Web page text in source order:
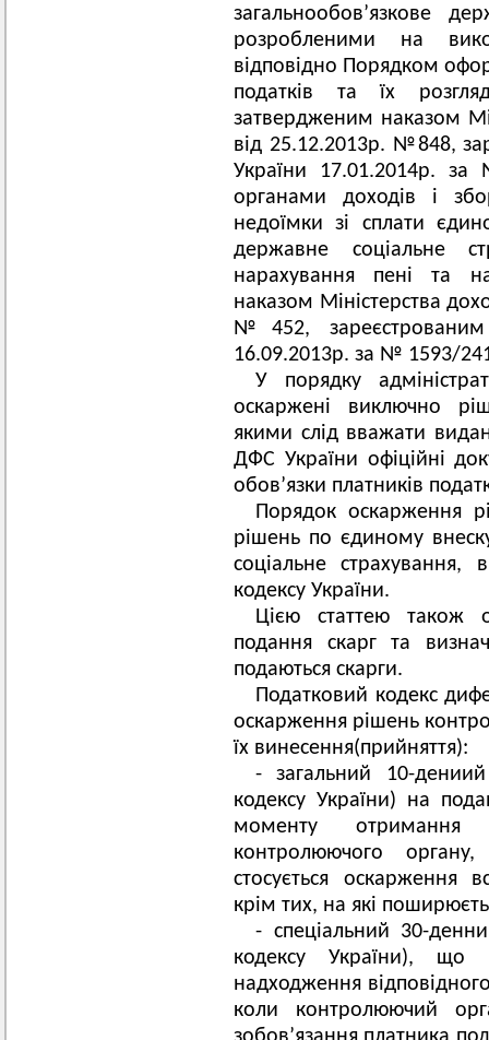
загальнообов’язкове
розробленими на
відповідно Порядком
податків та їх
затвердженим наказом
від 25.12.2013р. №848,
України 17.01.2014р.
органами доходів і
недоїмки зі сплати
державне соціальне
нарахування пені та
наказом Міністерства
№452, зареєстрованим
16.09.2013р. за № 1593/
У порядку
оскаржені виключно
якими слід вважати
ДФС України офіційні
обов’язки платників
Порядок оскарження
рішень по єдиному
соціальне страхування,
кодексу України.
Цією статтею також
подання скарг та
подаються скарги.
Податковий кодекс
оскарження рішень
їх винесення(прийняття):
- загальний 10-
кодексу України) на
моменту отримання
контролюючого
стосується оскарження
крім тих, на які
- спеціальний 30-
кодексу України), що
надходження
коли контролюючий